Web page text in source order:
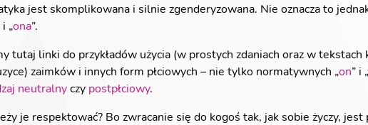
jest skomplikowana i silnie zgenderyzowana. Nie oznacza to
„ ona”.
tutaj linki do przykładów użycia (w prostych zdaniach oraz w
zaimków i innych form płciowych – nie tylko normatywnych „ on” i „
neutralny czy postpłciowy.
je respektować? Bo zwracanie się do kogoś tak, jak sobie życzy,